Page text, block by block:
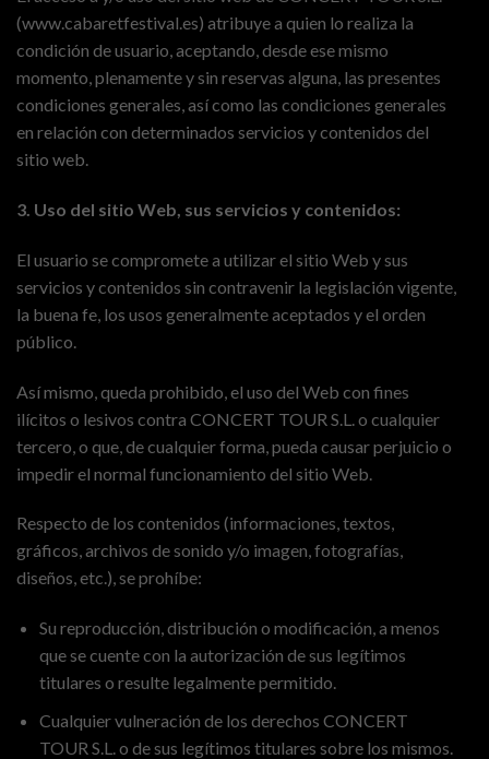
(www.cabaretfestival.es) atribuye a quien lo realiza la
condición de usuario, aceptando, desde ese mismo
momento, plenamente y sin reservas alguna, las presentes
condiciones generales, así como las condiciones generales
en relación con determinados servicios y contenidos del
sitio web.
3. Uso del sitio Web, sus servicios y contenidos:
El usuario se compromete a utilizar el sitio Web y sus
servicios y contenidos sin contravenir la legislación vigente,
la buena fe, los usos generalmente aceptados y el orden
público.
Así mismo, queda prohibido, el uso del Web con fines
ilícitos o lesivos contra CONCERT TOUR S.L. o cualquier
tercero, o que, de cualquier forma, pueda causar perjuicio o
impedir el normal funcionamiento del sitio Web.
Respecto de los contenidos (informaciones, textos,
gráficos, archivos de sonido y/o imagen, fotografías,
diseños, etc.), se prohíbe:
Su reproducción, distribución o modificación, a menos
que se cuente con la autorización de sus legítimos
titulares o resulte legalmente permitido.
Cualquier vulneración de los derechos CONCERT
TOUR S.L. o de sus legítimos titulares sobre los mismos.